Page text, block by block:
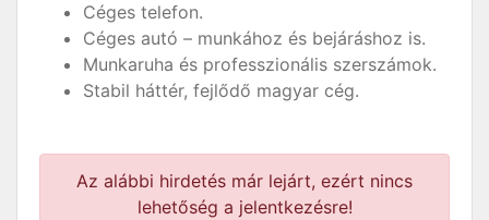
Céges telefon.
Céges autó – munkához és bejáráshoz is.
Munkaruha és professzionális szerszámok.
Stabil háttér, fejlődő magyar cég.
Az alábbi hirdetés már lejárt, ezért nincs
lehetőség a jelentkezésre!